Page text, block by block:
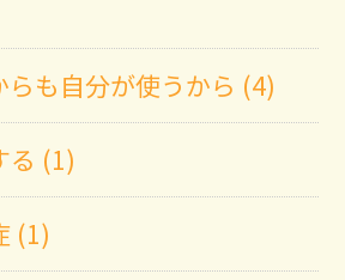
らも自分が使うから (4)
る (1)
(1)